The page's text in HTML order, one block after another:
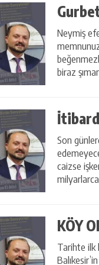
Neymiş
biraz
Son
caizse
KÖY
Tarihte ilk